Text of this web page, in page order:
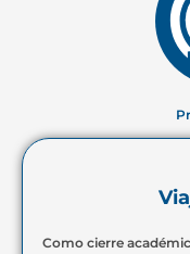
Como cierre